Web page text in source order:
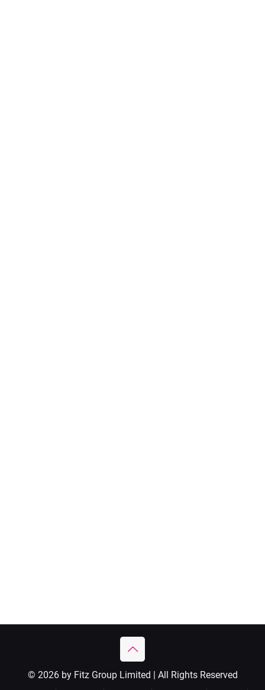
© 2026 by Fitz Group Limited | All Rights Reserved